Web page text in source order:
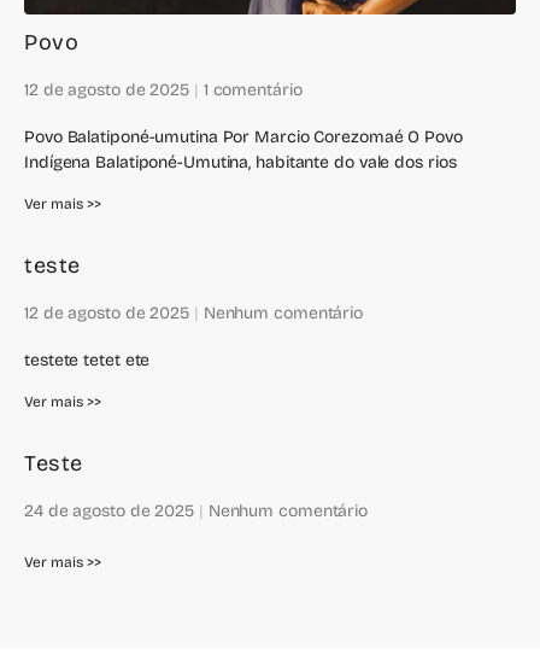
Povo
12 de agosto de 2025 1 comentário
Povo Balatiponé-umutina Por Marcio Corezomaé O Povo
Indígena Balatiponé-Umutina, habitante do vale dos rios
Ver mais >>
teste
12 de agosto de 2025 Nenhum comentário
testete tetet ete
Ver mais >>
Teste
24 de agosto de 2025 Nenhum comentário
Ver mais >>